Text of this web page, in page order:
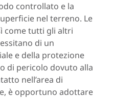
controllato e la
nel terreno. Le
come tutti gli altri
di un
e della protezione
di pericolo dovuto alla
nell’area di
è opportuno adottare